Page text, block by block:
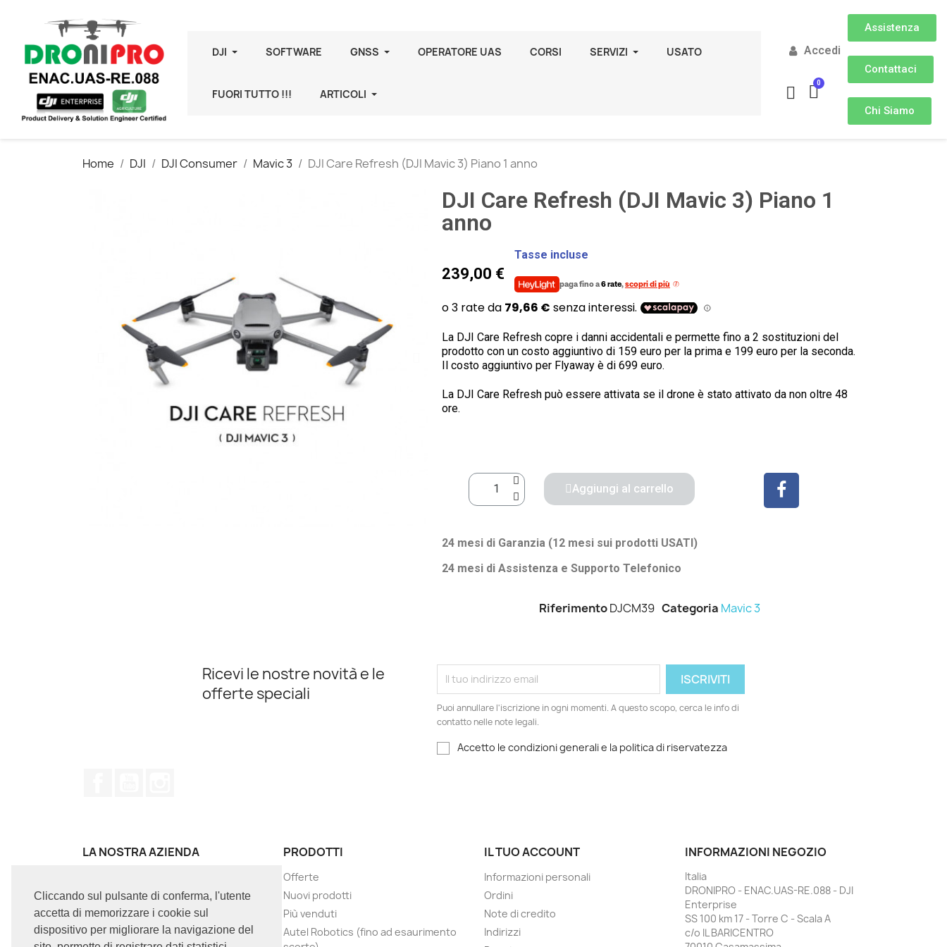
Cliccando sul pulsante di conferma, l'utente
accetta di memorizzare i cookie sul
dispositivo per migliorare la navigazione del
DJI SOFTWARE GNSS OPERATORE UAS CORSI SERVIZI USATO
FUORI TUTTO !!! ARTICOLI
Accedi
Assistenza
Contattaci
Chi Siamo
Home DJI DJI Consumer Mavic 3 DJI Care Refresh (DJI Mavic 3) Piano 1 anno
DJI Care Refresh (DJI Mavic 3) Piano 1
anno
239,00 €
Tasse incluse
paga fino a6 rate,scopri di più
La DJI Care Refresh copre i danni accidentali e permette fino a 2 sostituzioni del
prodotto con un costo aggiuntivo di 159 euro per la prima e 199 euro per la seconda.
Il costo aggiuntivo per Flyaway è di 699 euro.
La DJI Care Refresh può essere attivata se il drone è stato attivato da non oltre 48
ore.
Aggiungi al carrello
24 mesi di Garanzia (12 mesi sui prodotti USATI)
24 mesi di Assistenza e Supporto Telefonico
RiferimentoDJCM39 Categoria Mavic 3
Ricevi le nostre novità e le
offerte speciali
Puoi annullare l'iscrizione in ogni momenti. A questo scopo, cerca le info di
contatto nelle note legali.
Accetto le condizioni generali e la politica di riservatezza
LA NOSTRA AZIENDA
Chi siamo
GDRP / Privacy
Contattaci
PRODOTTI
Offerte
Nuovi prodotti
Più venduti
Autel Robotics (fino ad esaurimento
IL TUO ACCOUNT
Informazioni personali
Ordini
Note di credito
Indirizzi
INFORMAZIONI NEGOZIO
Italia
DRONIPRO - ENAC.UAS-RE.088 - DJI
Enterprise
SS 100 km 17 - Torre C - Scala A
c/o IL BARICENTRO